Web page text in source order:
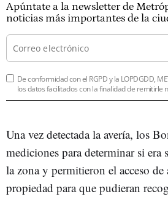
Apúntate a la newsletter de
noticias más importantes de la
De conformidad con el RGPD y la LOPDGDD,
los datos facilitados con la finalidad de remitirle
Una vez detectada la avería, los
mediciones para determinar si era
la zona y permitieron el acceso de
propiedad para que pudieran